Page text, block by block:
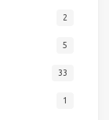
2
5
33
1